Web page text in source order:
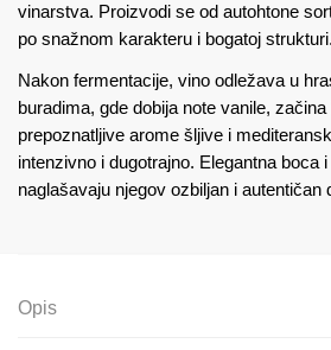
vinarstva. Proizvodi se od autohtone
po snažnom karakteru i bogatoj strukturi.
Nakon fermentacije, vino odležava u
buradima, gde dobija note vanile,
prepoznatljive arome šljive i
intenzivno i dugotrajno. Elegantna boca
naglašavaju njegov ozbiljan i autentičan
Opis